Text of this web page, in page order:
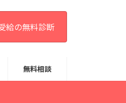
給の無料診断
無料相談